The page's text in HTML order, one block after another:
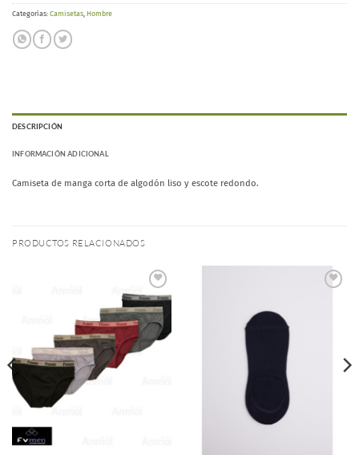
Categorías: Camisetas Hombre
DESCRIPCIÓN
INFORMACIÓN ADICIONAL
Camiseta de manga corta de algodón liso y escote redondo.
PRODUCTOS RELACIONADOS
Añadir
a la
lista de
deseos